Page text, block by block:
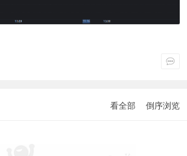
看全部 倒序浏览